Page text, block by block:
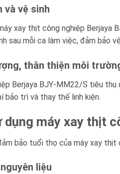
và vệ sinh
xay thịt công nghiệp Berjaya
sau mỗi ca làm việc, đảm bảo
thân thiện môi
Berjaya BJY-MM22/S tiêu
bảo trì và thay thế linh kiện.
dụng máy xay thịt
bảo tuổi thọ của máy xay
liệu